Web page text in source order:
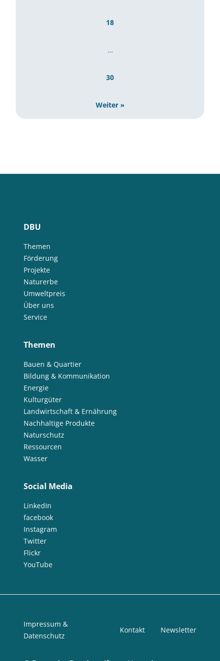
18
…
30
Weiter »
DBU
Themen
Förderung
Projekte
Naturerbe
Umweltpreis
Über uns
Service
Themen
Bauen & Quartier
Bildung & Kommunikation
Energie
Kulturgüter
Landwirtschaft & Ernährung
Nachhaltige Produkte
Naturschutz
Ressourcen
Wasser
Social Media
LinkedIn
facebook
Instagram
Twitter
Flickr
YouTube
Impressum &
Datenschutz
Kontakt Newsletter